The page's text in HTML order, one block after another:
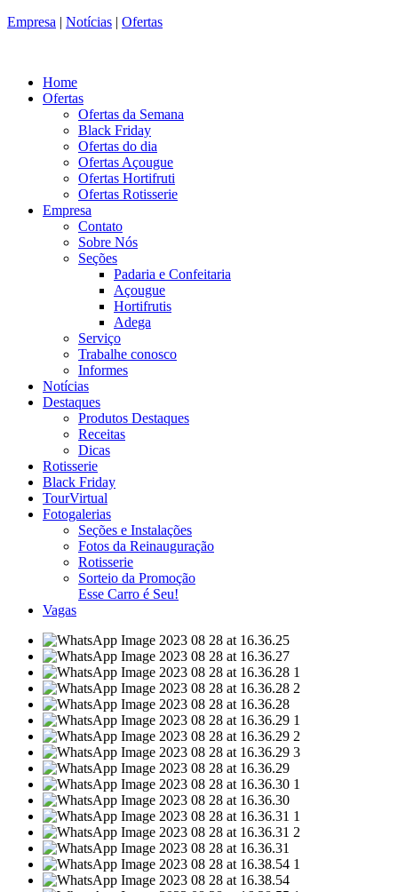
Empresa | Notícias | Ofertas
Home
Ofertas
Ofertas da Semana
Black Friday
Ofertas do dia
Ofertas Açougue
Ofertas Hortifruti
Ofertas Rotisserie
Empresa
Contato
Sobre Nós
Seções
Padaria e Confeitaria
Açougue
Hortifrutis
Adega
Serviço
Trabalhe conosco
Informes
Notícias
Destaques
Produtos Destaques
Receitas
Dicas
Rotisserie
Black Friday
TourVirtual
Fotogalerias
Seções e Instalações
Fotos da Reinauguração
Rotisserie
Sorteio da Promoção
Esse Carro é Seu!
Vagas